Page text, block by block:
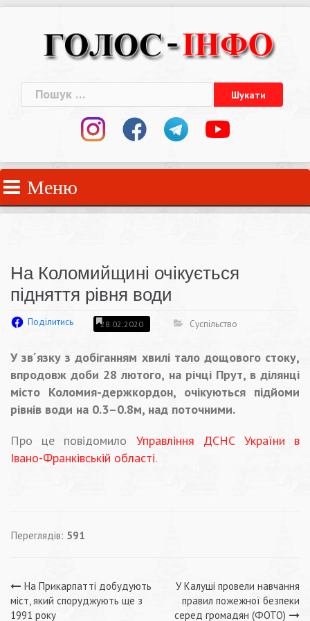
Пошук:
Меню
На Коломийщині очікується
підняття рівня води
Поділитись 28.02.2020 Суспільство
У зв´язку з добіганням хвилі тало дощового стоку,
впродовж доби 28 лютого, на річці Прут, в ділянці
місто Коломия-держкордон, очікуються підйоми
рівнів води на 0.3–0.8м, над поточними.
Про це повідомило Управління ДСНС України в
Івано-Франківській області.
Переглядів: 591
Навігація
На Прикарпатті добудують
міст, який споруджують ще з
1991 року
У Калуші провели навчання
правил пожежної безпеки
серед громадян (ФОТО)